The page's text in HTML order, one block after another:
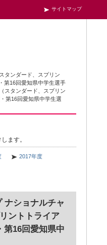
サイトマップ
タンダード、スプリン
第16回愛知県中学生選手
スタンダード、スプリン
第16回愛知県中学生選
ます。
2017年度
ナショナルチャ
ントトライア
第16回愛知県中